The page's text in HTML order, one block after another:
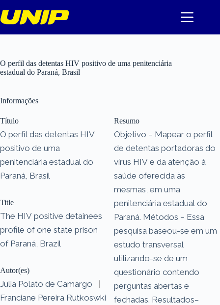
para
o
O perfil das detentas HIV positivo de uma penitenciária
estadual do Paraná, Brasil
Informações
Título
O perfil das detentas HIV
positivo de uma
penitenciária estadual do
Paraná, Brasil
Title
The HIV positive detainees
profile of one state prison
of Paraná, Brazil
Autor(es)
Julia Polato de Camargo
|
Franciane Pereira Rutkoswki
Resumo
Objetivo – Mapear o perfil
de detentas portadoras do
vírus HIV e da atenção à
saúde oferecida às
mesmas, em uma
penitenciária estadual do
Paraná. Métodos – Essa
pesquisa baseou-se em um
estudo transversal
utilizando-se de um
questionário contendo
perguntas abertas e
fechadas. Resultados–